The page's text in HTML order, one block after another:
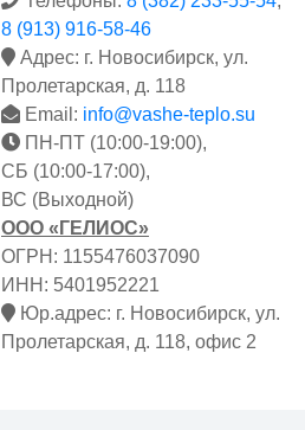
8 (913) 916-58-46
Адрес: г. Новосибирск, ул.
Пролетарская, д. 118
Email: info@vashe-teplo.su
ПН-ПТ (10:00-19:00),
СБ (10:00-17:00),
ВС (Выходной)
ООО «ГЕЛИОС»
ОГРН: 1155476037090
ИНН: 5401952221
Юр.адрес: г. Новосибирск, ул.
Пролетарская, д. 118, офис 2